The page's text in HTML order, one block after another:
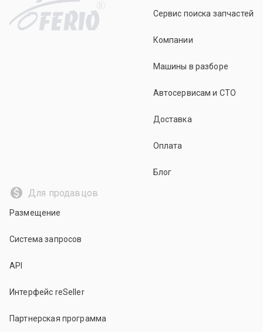
R
Сервис поиска запчастей
Компании
Машины в разборе
Автосервисам и СТО
Доставка
Оплата
Блог
Для продавцов
Размещение
Система запросов
API
Интерфейс reSeller
Партнерская программа